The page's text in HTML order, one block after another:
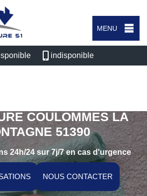
MENU
indisponible
COULOMMES LA
51390
24h/24 sur 7j/7 en cas d'urgence
NOUS CONTACTER